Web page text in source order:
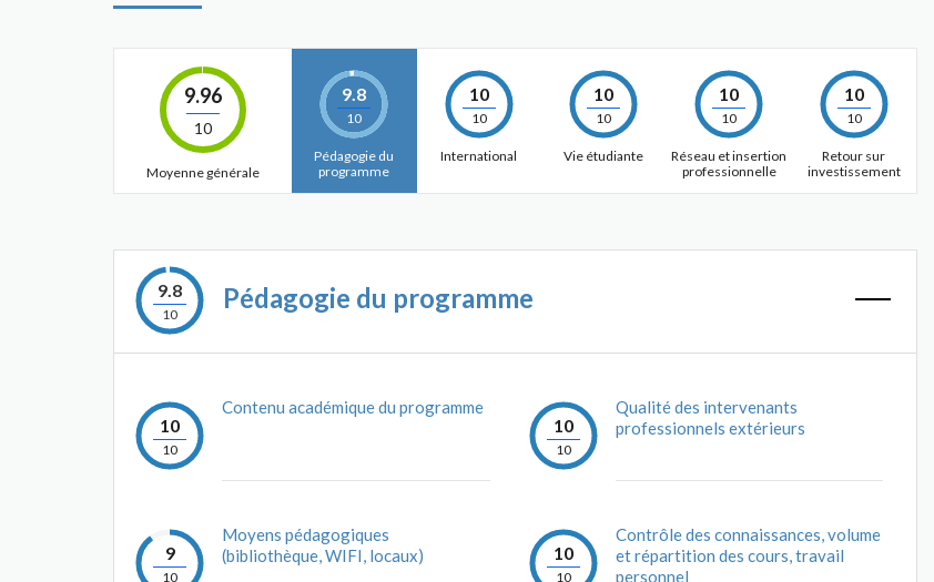
9.96
10
Moyenne générale
9.8
10
Pédagogie du
programme
10
10
International
10
10
Vie étudiante
10
10
Réseau et insertion
professionnelle
10
10
Retour sur
investissement
9.8
10
Pédagogie du programme
10
10
Contenu académique du programme
9
10
Moyens pédagogiques
(bibliothèque, WIFI, locaux)
10
10
Qualité des intervenants
professionnels extérieurs
10
10
Contrôle des connaissances, volume
et répartition des cours, travail
personnel